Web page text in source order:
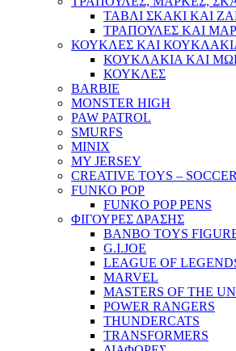
ΤΑΒΛΙ ΣΚΑΚΙ ΚΑΙ
ΤΡΑΠΟΥΛΕΣ ΚΑΙ
ΚΟΥΚΛΕΣ ΚΑΙ
ΚΟΥΚΛΑΚΙΑ ΚΑΙ
ΚΟΥΚΛΕΣ
BARBIE
MONSTER HIGH
PAW PATROL
SMURFS
MINIX
MY JERSEY
CREATIVE TOYS –
FUNKO POP
FUNKO POP PENS
ΦΙΓΟΥΡΕΣ ΔΡΑΣΗΣ
BANBO TOYS
G.I.JOE
LEAGUE OF
MARVEL
MASTERS OF THE
POWER RANGERS
THUNDERCATS
TRANSFORMERS